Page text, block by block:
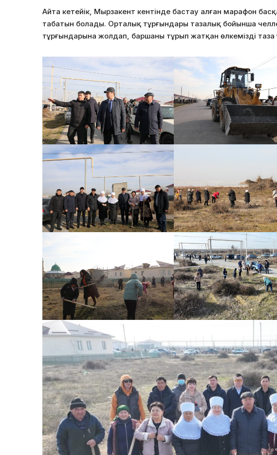
Айта кетейік, Мырзакент кентінде бастау алған марафон
табатын болады. Орталық тұрғындары тазалық бойынша
тұрғындарына жолдап, баршаны тұрып жатқан өлкемізді